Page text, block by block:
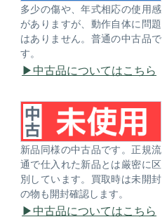
多少の傷や、年式相応の使用感
がありますが、動作自体に問題
はありません。普通の中古品で
す。
中古品についてはこちら
新品同様の中古品です。正規流
通で仕入れた新品とは厳密に区
別しています。買取時は未開封
の物も開封確認します。
中古品についてはこちら